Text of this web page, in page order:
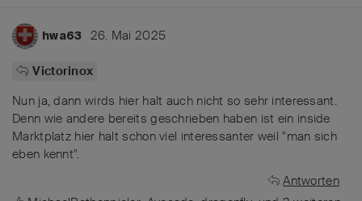
hwa63 26. Mai 2025
Victorinox
Nun ja, dann wirds hier halt auch nicht so sehr interessant.
Denn wie andere bereits geschrieben haben ist ein inside
Marktplatz hier halt schon viel interessanter weil "man sich
eben kennt".
Antworten